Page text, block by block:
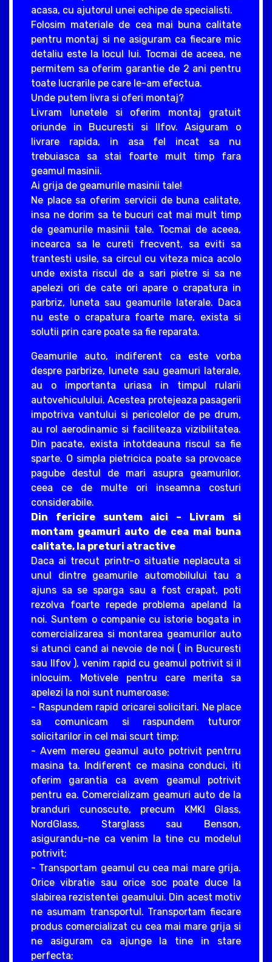
acasa, cu ajutorul unei echipe de specialisti.
Folosim materiale de cea mai buna calitate
pentru montaj si ne asiguram ca fiecare mic
detaliu este la locul lui. Tocmai de aceea, ne
permitem sa oferim garantie de 2 ani pentru
toate lucrarile pe care le-am efectua.
Unde putem livra si oferi montaj?
Livram lunetele si oferim montaj gratuit
oriunde in Bucuresti si Ilfov. Asiguram o
livrare rapida, in asa fel incat sa nu
trebuiasca sa stai foarte mult timp fara
geamul masinii.
Ai grija de geamurile masinii tale!
Ne place sa oferim servicii de buna calitate,
insa ne dorim sa te bucuri cat mai mult timp
de geamurile masinii tale. Tocmai de aceea,
incearca sa le cureti frecvent, sa eviti sa
trantesti usile, sa circul cu viteza mica acolo
unde exista riscul de a sari pietre si sa ne
apelezi ori de cate ori apare o crapatura in
parbriz, luneta sau geamurile laterale. Daca
nu este o crapatura foarte mare, exista si
solutii prin care poate sa fie reparata.
Geamurile auto, indiferent ca este vorba
despre parbrize, lunete sau geamuri laterale,
au o importanta uriasa in timpul rularii
autovehiculului. Acestea protejeaza pasagerii
impotriva vantului si pericolelor de pe drum,
au rol aerodinamic si faciliteaza vizibilitatea.
Din pacate, exista intotdeauna riscul sa fie
sparte. O simpla pietricica poate sa provoace
pagube destul de mari asupra geamurilor,
ceea ce de multe ori inseamna costuri
considerabile.
Din fericire suntem aici – Livram si
montam geamuri auto de cea mai buna
calitate, la preturi atractive
Daca ai trecut printr-o situatie neplacuta si
unul dintre geamurile automobilului tau a
ajuns sa se sparga sau a fost crapat, poti
rezolva foarte repede problema apeland la
noi. Suntem o companie cu istorie bogata in
comercializarea si montarea geamurilor auto
si atunci cand ai nevoie de noi ( in Bucuresti
sau Ilfov ), venim rapid cu geamul potrivit si il
inlocuim. Motivele pentru care merita sa
apelezi la noi sunt numeroase:
- Raspundem rapid oricarei solicitari. Ne place
sa comunicam si raspundem tuturor
solicitarilor in cel mai scurt timp;
- Avem mereu geamul auto potrivit pentrru
masina ta. Indiferent ce masina conduci, iti
oferim garantia ca avem geamul potrivit
pentru ea. Comercializam geamuri auto de la
branduri cunoscute, precum KMKI Glass,
NordGlass, Starglass sau Benson,
asigurandu-ne ca venim la tine cu modelul
potrivit;
- Transportam geamul cu cea mai mare grija.
Orice vibratie sau orice soc poate duce la
slabirea rezistentei geamului. Din acest motiv
ne asumam transportul. Transportam fiecare
produs comercializat cu cea mai mare grija si
ne asiguram ca ajunge la tine in stare
perfecta;